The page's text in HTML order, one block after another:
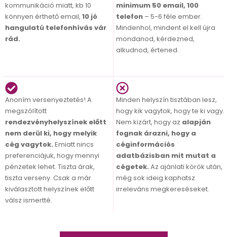
kommunikáció miatt, kb 10
könnyen érthető email, 10 jó
hangulatú telefonhívás vár
rád.
minimum 50 email, 100
telefon – 5-6 féle ember.
Mindenhol, mindent el kell újra
mondanod, kérdezned,
alkudnod, értened.
Anoním versenyeztetés! A
megszólított
rendezvényhelyszínek előtt
nem derül ki, hogy melyik
cég vagytok. Emiatt nincs
preferenciájuk, hogy mennyi
pénzetek lehet. Tiszta árak,
tiszta verseny. Csak a már
kiválasztott helyszínek előtt
válsz ismertté.
Minden helyszín tisztában lesz,
hogy kik vagytok, hogy te ki vagy.
Nem kizárt, hogy az alapján
fognak árazni, hogy a
céginformációs
adatbázisban mit mutat a
cégetek. Az ajánlati körök után,
még sok ideig kaphatsz
irreleváns megkereséseket.